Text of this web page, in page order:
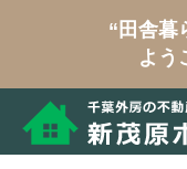
“田舎暮
よう